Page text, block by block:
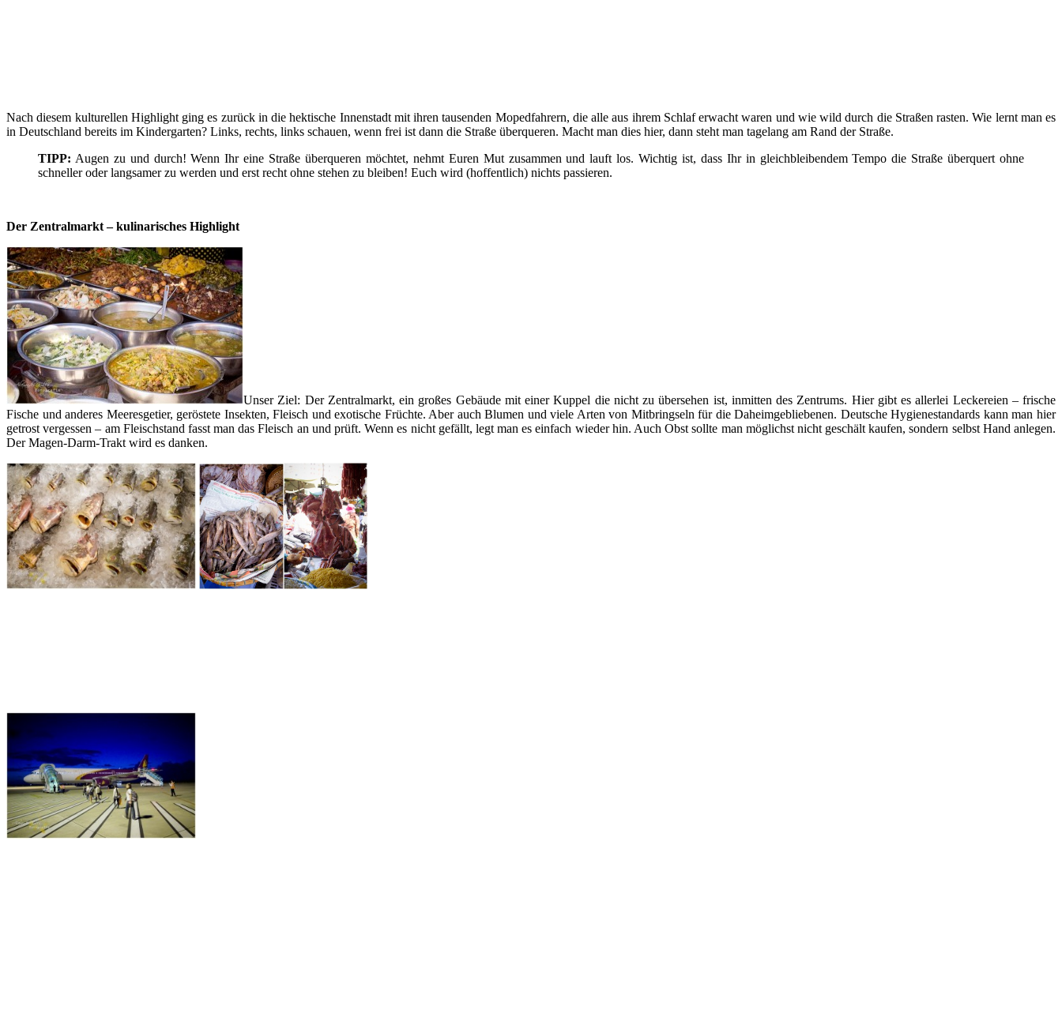
Nach diesem kulturellen Highlight ging es zurück in die hektische Innenstadt mit ihren tausenden Mopedfahrern, die alle aus ihrem Schlaf erwacht waren und wie wild durch die Straßen rasten. Wie lernt man es
in Deutschland bereits im Kindergarten? Links, rechts, links schauen, wenn frei ist dann die Straße überqueren. Macht man dies hier, dann steht man tagelang am Rand der Straße.
TIPP: Augen zu und durch! Wenn Ihr eine Straße überqueren möchtet, nehmt Euren Mut zusammen und lauft los. Wichtig ist, dass Ihr in gleichbleibendem Tempo die Straße überquert ohne
schneller oder langsamer zu werden und erst recht ohne stehen zu bleiben! Euch wird (hoffentlich) nichts passieren.
Der Zentralmarkt – kulinarisches Highlight
Unser Ziel: Der Zentralmarkt, ein großes Gebäude mit einer Kuppel die nicht zu übersehen ist, inmitten des Zentrums. Hier gibt es allerlei Leckereien – frische
Fische und anderes Meeresgetier, geröstete Insekten, Fleisch und exotische Früchte. Aber auch Blumen und viele Arten von Mitbringseln für die Daheimgebliebenen. Deutsche Hygienestandards kann man hier
getrost vergessen – am Fleischstand fasst man das Fleisch an und prüft. Wenn es nicht gefällt, legt man es einfach wieder hin. Auch Obst sollte man möglichst nicht geschält kaufen, sondern selbst Hand anlegen.
Der Magen-Darm-Trakt wird es danken.